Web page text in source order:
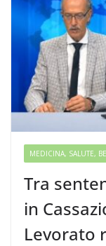
MEDICINA, SALUTE,
Tra
in
Levorato